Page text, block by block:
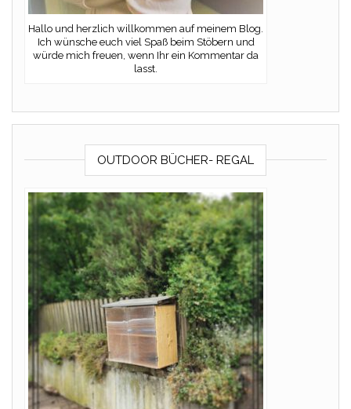
Hallo und herzlich willkommen auf meinem Blog.
Ich wünsche euch viel Spaß beim Stöbern und
würde mich freuen, wenn Ihr ein Kommentar da
lasst.
OUTDOOR BÜCHER- REGAL